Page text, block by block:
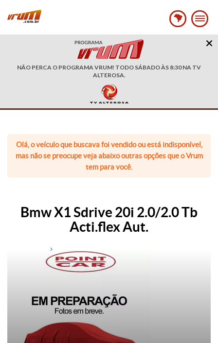
NÃO PERCA O PROGRAMA VRUM! TODO SÁBADO ÀS 8:30 NA TV
ALTEROSA.
Olá, o veículo que buscava foi vendido ou está indisponível,
mas não se preocupe veja abaixo outras opções que o Vrum
tem para você.
Bmw X1 Sdrive 20i 2.0/2.0 Tb
Acti.flex Aut.